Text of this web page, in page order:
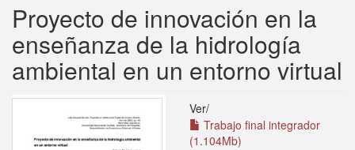
Proyecto de innovación en la
enseñanza de la hidrología
ambiental en un entorno virtual
Ver/
Trabajo final integrador
(1.104Mb)